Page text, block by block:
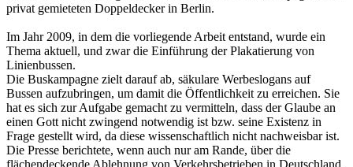
privat gemieteten Doppeldecker in Berlin.
Im Jahr 2009, in dem die vorliegende Arbeit entstand, wurde ein
Thema aktuell, und zwar die Einführung der Plakatierung von
Linienbussen.
Die Buskampagne zielt darauf ab, säkulare Werbeslogans auf
Bussen aufzubringen, um damit die Öffentlichkeit zu erreichen. Sie
hat es sich zur Aufgabe gemacht zu vermitteln, dass der Glaube an
einen Gott nicht zwingend notwendig ist bzw. seine Existenz in
Frage gestellt wird, da diese wissenschaftlich nicht nachweisbar ist.
Die Presse berichtete, wenn auch nur am Rande, über die
flächendeckende Ablehnung von Verkehrsbetrieben in Deutschland,